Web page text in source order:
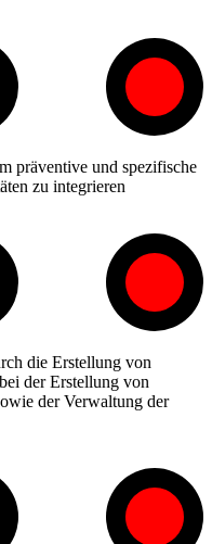
präventive und spezifische
zu integrieren
die Erstellung von
der Erstellung von
der Verwaltung der